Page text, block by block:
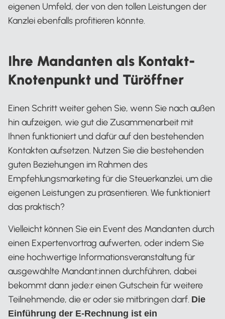
eigenen Umfeld, der von den tollen Leistungen der
Kanzlei ebenfalls profitieren könnte.
Ihre Mandanten als Kontakt-
Knotenpunkt und Türöffner
Einen Schritt weiter gehen Sie, wenn Sie nach außen
hin aufzeigen, wie gut die Zusammenarbeit mit
Ihnen funktioniert und dafür auf den bestehenden
Kontakten aufsetzen. Nutzen Sie die bestehenden
guten Beziehungen im Rahmen des
Empfehlungsmarketing für die Steuerkanzlei, um die
eigenen Leistungen zu präsentieren. Wie funktioniert
das praktisch?
Vielleicht können Sie ein Event des Mandanten durch
einen Expertenvortrag aufwerten, oder indem Sie
eine hochwertige Informationsveranstaltung für
ausgewählte Mandant:innen durchführen, dabei
bekommt dann jede:r einen Gutschein für weitere
Teilnehmende, die er oder sie mitbringen darf. Die
Einführung der E-Rechnung ist ein